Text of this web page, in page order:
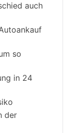
auch
so
in 24
der